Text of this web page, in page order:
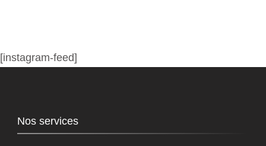
[instagram-feed]
Nos services